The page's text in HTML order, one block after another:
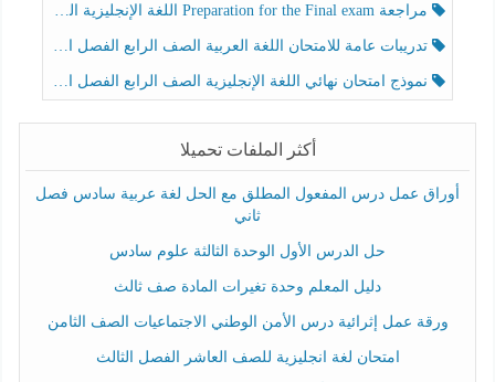
مراجعة Preparation for the Final exam اللغة الإنجليزية الصف الرابع الفصل الثالث
تدريبات عامة للامتحان اللغة العربية الصف الرابع الفصل الثالث
نموذج امتحان نهائي اللغة الإنجليزية الصف الرابع الفصل الثالث
أكثر الملفات تحميلا
أوراق عمل درس المفعول المطلق مع الحل لغة عربية سادس فصل
ثاني
حل الدرس الأول الوحدة الثالثة علوم سادس
دليل المعلم وحدة تغيرات المادة صف ثالث
ورقة عمل إثرائية درس الأمن الوطني الاجتماعيات الصف الثامن
امتحان لغة انجليزية للصف العاشر الفصل الثالث